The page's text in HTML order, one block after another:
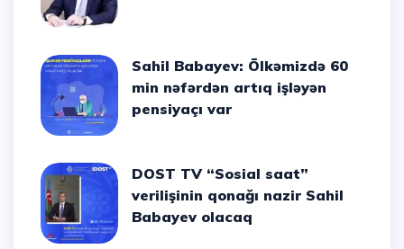
Sahil Babayev: Ölkəmizdə 60
min nəfərdən artıq işləyən
pensiyaçı var
DOST TV “Sosial saat”
verilişinin qonağı nazir Sahil
Babayev olacaq